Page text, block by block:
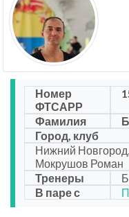
Номер
ФТСАРР
Фамилия
Город, клуб
Нижний
Мокрушов Роман
Тренеры
В паре с